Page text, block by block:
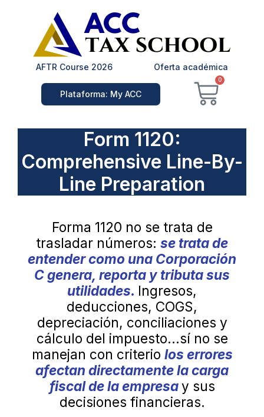
contenido
AFTR Course 2026 Oferta académica
Plataforma: My ACC
0
Form 1120:
Comprehensive Line-By-
Line Preparation
Forma 1120 no se trata de
trasladar números: se trata de
entender como una Corporación
C genera, reporta y tributa sus
utilidades. Ingresos,
deducciones, COGS,
depreciación, conciliaciones y
cálculo del impuesto…sí no se
manejan con criterio los errores
afectan directamente la carga
fiscal de la empresay sus
decisiones financieras.